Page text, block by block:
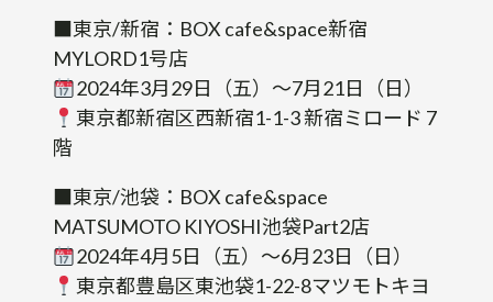
■東京/新宿：BOX cafe&space新宿
MYLORD1号店
2024年3月29日（五）～7月21日（日）
東京都新宿区西新宿1-1-3 新宿ミロード 7
階
■東京/池袋：BOX cafe&space
MATSUMOTO KIYOSHI池袋Part2店
2024年4月5日（五）～6月23日（日）
東京都豊島区東池袋1-22-8マツモトキヨ